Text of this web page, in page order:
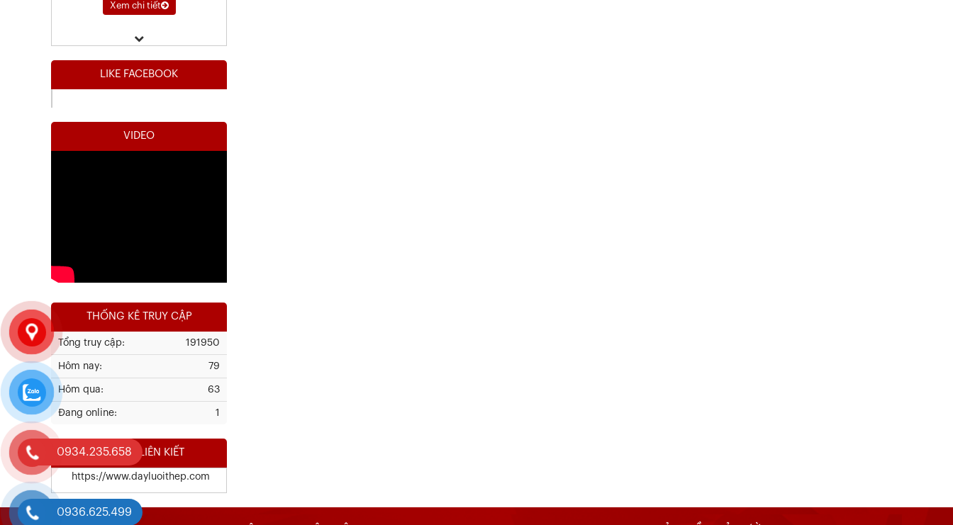
Xem chi tiết
Kết Quả Thử Nghiệm Lưới Tô Tường
Xem chi tiết
LIKE FACEBOOK
VIDEO
THỐNG KÊ TRUY CẬP
191950
Tổng truy cập:
79
Hôm nay:
63
Hôm qua:
1
Đang online:
WEBSITE LIÊN KIẾT
https://www.dayluoithep.com
0934.235.658
0936.625.499